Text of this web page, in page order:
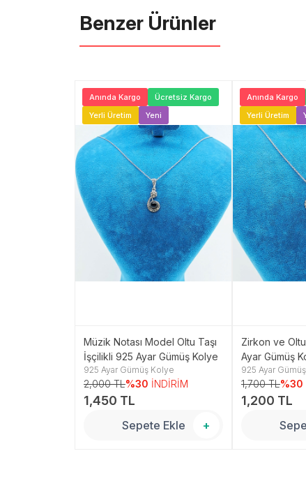
Benzer Ürünler ️
Anında Kargo
Ücretsiz Kargo
Yerli Üretim
Yeni
Müzik Notası Model Oltu Taşı
İşçilikli 925 Ayar Gümüş Kolye
925 Ayar Gümüş Kolye
2,000 TL%30 İNDİRİM
1,450 TL
Sepete Ekle +
Anında Kargo
Yerli Üretim
Zirkon ve
Ayar Gümüş
925 Ayar
1,700 TL%30
1,200 TL